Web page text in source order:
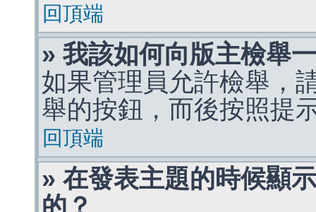
回頂端
» 我該如何向版主檢舉
如果管理員允許檢舉，
舉的按鈕，而後按照提
回頂端
» 在發表主題的時候顯
的？